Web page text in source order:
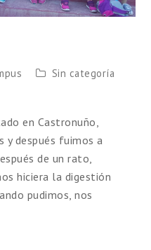
Sin categoría
en Castronuño,
y después fuimos a
de un rato,
hiciera la digestión
pudimos, nos